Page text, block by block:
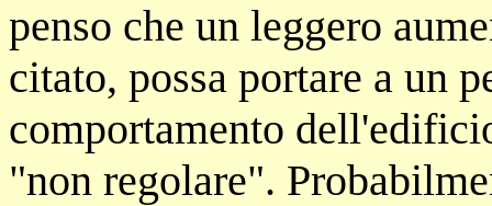
penso che un leggero
citato, possa portare a un
comportamento
"non regolare".